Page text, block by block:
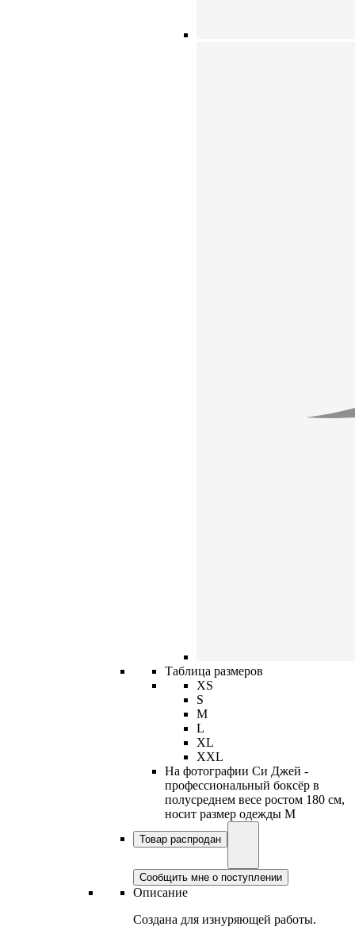
Таблица размеров
XS
S
M
L
XL
XXL
На фотографии Си Джей -
профессиональный боксёр в
полусреднем весе ростом 180 см,
носит размер одежды M
Товар распродан
Сообщить мне о поступлении
Описание
Создана для изнуряющей работы.